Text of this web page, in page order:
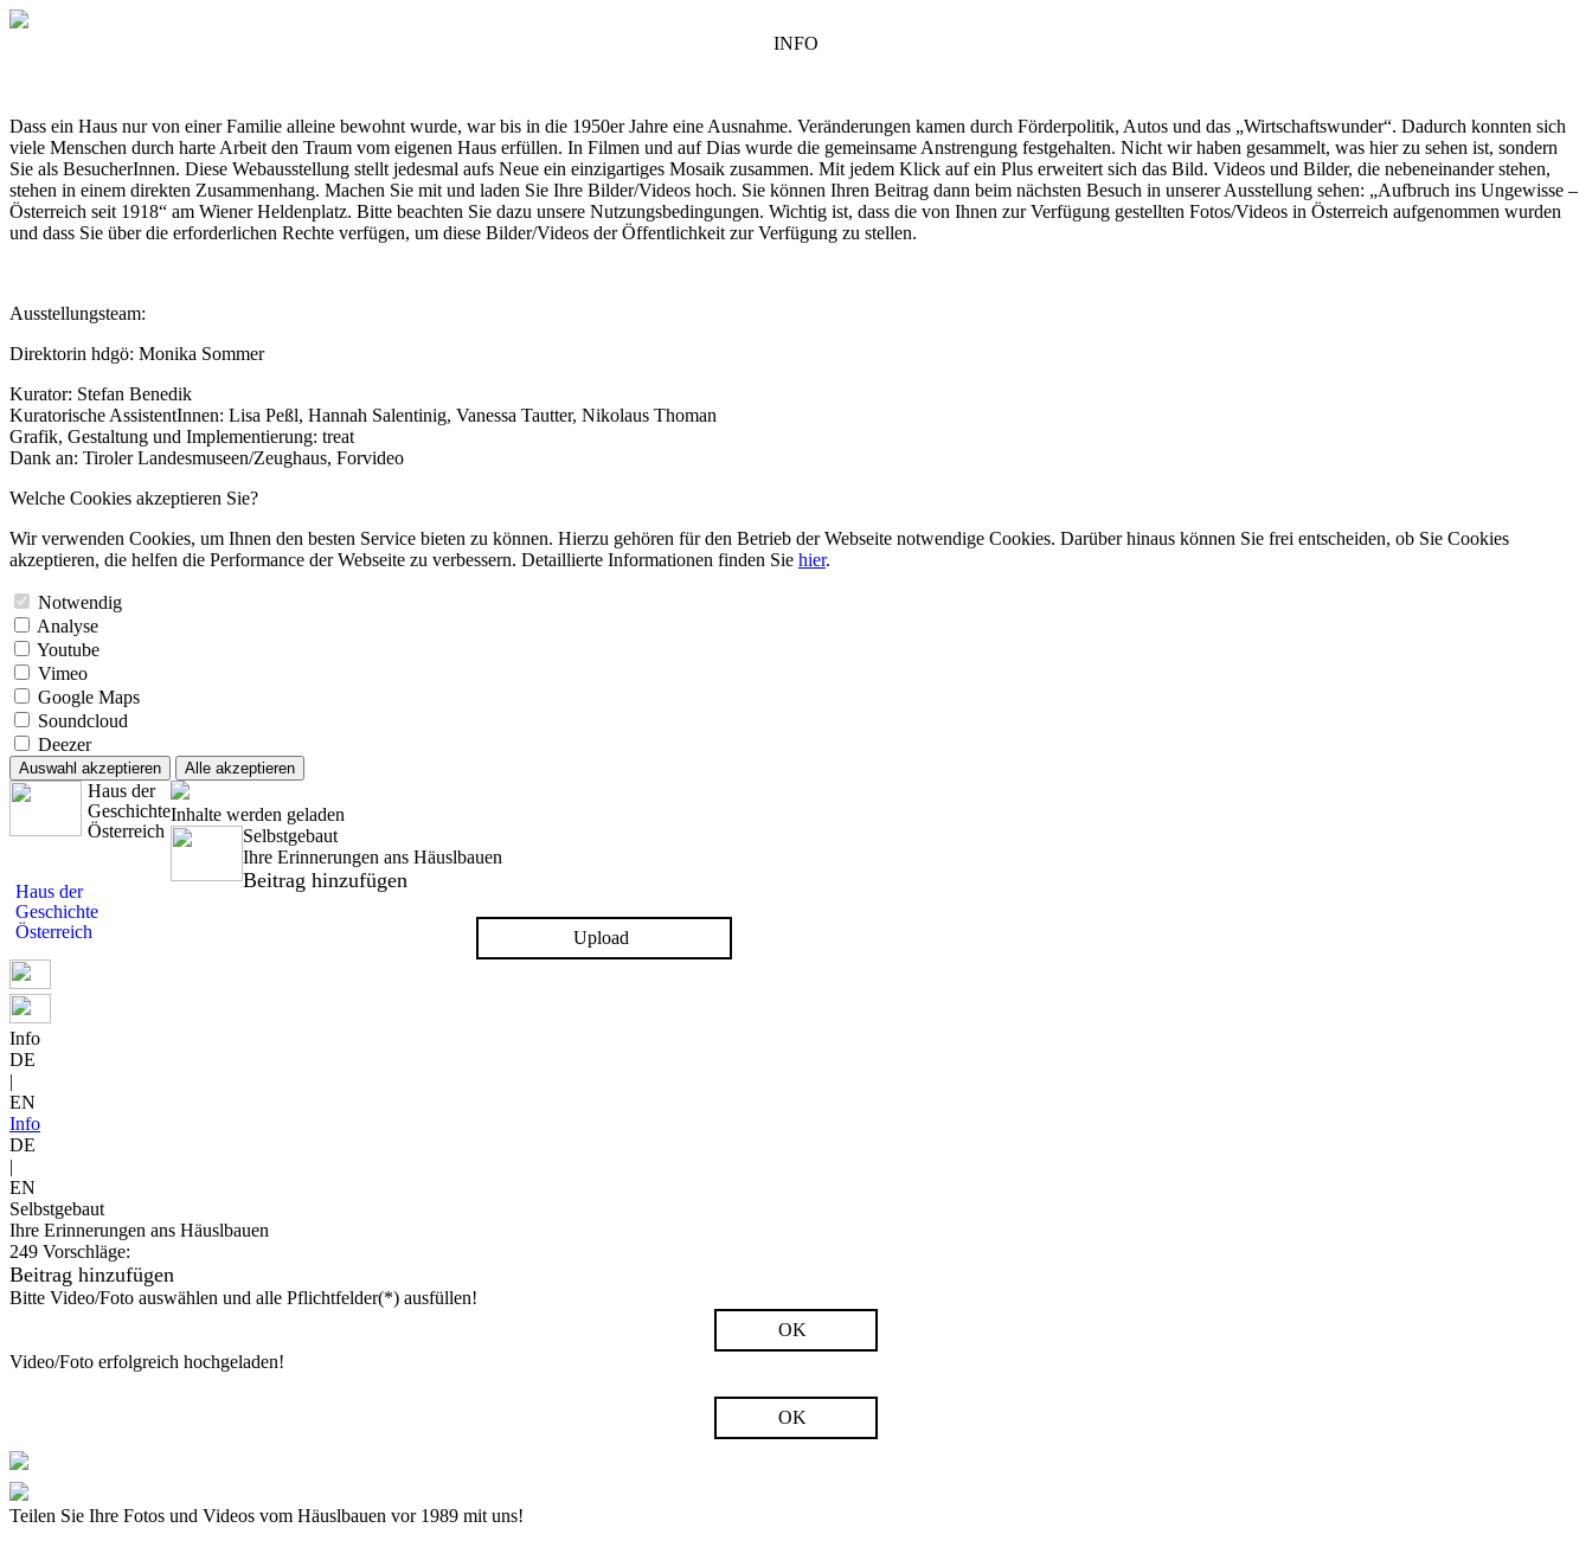
INFO
Dass ein Haus nur von einer Familie alleine bewohnt wurde, war bis in die 1950er Jahre eine Ausnahme. Veränderungen kamen durch Förderpolitik, Autos und das „Wirtschaftswunder“. Dadurch konnten sich
viele Menschen durch harte Arbeit den Traum vom eigenen Haus erfüllen. In Filmen und auf Dias wurde die gemeinsame Anstrengung festgehalten. Nicht wir haben gesammelt, was hier zu sehen ist, sondern
Sie als BesucherInnen. Diese Webausstellung stellt jedesmal aufs Neue ein einzigartiges Mosaik zusammen. Mit jedem Klick auf ein Plus erweitert sich das Bild. Videos und Bilder, die nebeneinander stehen,
stehen in einem direkten Zusammenhang. Machen Sie mit und laden Sie Ihre Bilder/Videos hoch. Sie können Ihren Beitrag dann beim nächsten Besuch in unserer Ausstellung sehen: „Aufbruch ins Ungewisse –
Österreich seit 1918“ am Wiener Heldenplatz. Bitte beachten Sie dazu unsere Nutzungsbedingungen. Wichtig ist, dass die von Ihnen zur Verfügung gestellten Fotos/Videos in Österreich aufgenommen wurden
und dass Sie über die erforderlichen Rechte verfügen, um diese Bilder/Videos der Öffentlichkeit zur Verfügung zu stellen.
Ausstellungsteam:
Direktorin hdgö: Monika Sommer
Kurator: Stefan Benedik
Kuratorische AssistentInnen: Lisa Peßl, Hannah Salentinig, Vanessa Tautter, Nikolaus Thoman
Grafik, Gestaltung und Implementierung: treat
Dank an: Tiroler Landesmuseen/Zeughaus, Forvideo
Welche Cookies akzeptieren Sie?
Wir verwenden Cookies, um Ihnen den besten Service bieten zu können. Hierzu gehören für den Betrieb der Webseite notwendige Cookies. Darüber hinaus können Sie frei entscheiden, ob Sie Cookies
akzeptieren, die helfen die Performance der Webseite zu verbessern. Detaillierte Informationen finden Sie hier.
Notwendig
Analyse
Youtube
Vimeo
Google Maps
Soundcloud
Deezer
Auswahl akzeptieren Alle akzeptieren
Haus der
Geschichte
Österreich
Inhalte werden geladen
Haus der
Geschichte
Österreich
Selbstgebaut
Ihre Erinnerungen ans Häuslbauen
Beitrag hinzufügen
Upload
Info
DE
|
EN
Info
DE
|
EN
Selbstgebaut
Ihre Erinnerungen ans Häuslbauen
249 Vorschläge:
Beitrag hinzufügen
Bitte Video/Foto auswählen und alle Pflichtfelder(*) ausfüllen!
OK
Video/Foto erfolgreich hochgeladen!
OK
Teilen Sie Ihre Fotos und Videos vom Häuslbauen vor 1989 mit uns!